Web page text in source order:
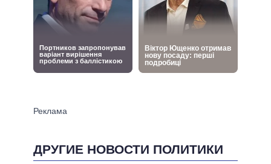
ДРУГИЕ НОВОСТИ ПОЛИТИКИ